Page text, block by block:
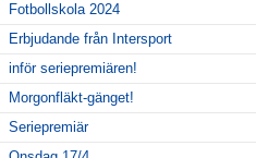
Fotbollskola 2024
Erbjudande från Intersport
inför seriepremiären!
Morgonfläkt-gänget!
Seriepremiär